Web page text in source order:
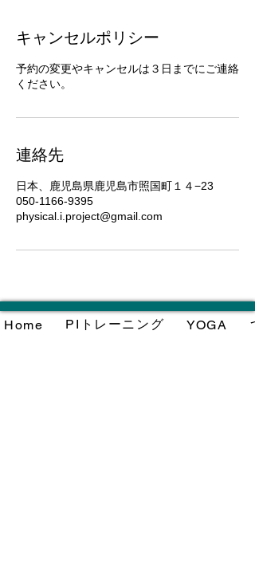
キャンセルポリシー
予約の変更やキャンセルは３日までにご連絡
ください。
連絡先
日本、鹿児島県鹿児島市照国町１４−23
050-1166-9395
physical.i.project@gmail.com
Home PIトレーニング YOGA